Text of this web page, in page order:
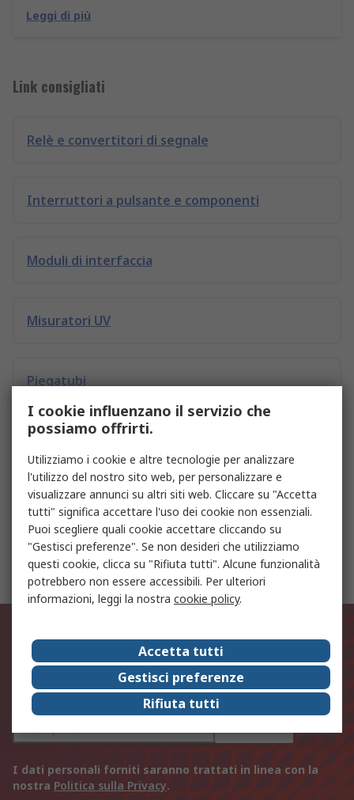
Leggi di più
Link consigliati
Relè e convertitori di segnale
Interruttori a pulsante e componenti
Moduli di interfaccia
Misuratori UV
Piegatubi
Custodie per multimetri
Batterie a dimensioni speciali ricaricabili
Regolatori di livello
Rimani aggiornato sulle novità di
prodotto e sulle nostre offerte!
Indirizzo email
I dati personali forniti saranno trattati in linea con la
nostra Politica sulla Privacy.
I cookie influenzano il servizio che
possiamo offrirti.
Utilizziamo i cookie e altre tecnologie per analizzare
l'utilizzo del nostro sito web, per personalizzare e
visualizzare annunci su altri siti web. Cliccare su "Accetta
tutti" significa accettare l'uso dei cookie non essenziali.
Puoi scegliere quali cookie accettare cliccando su
"Gestisci preferenze". Se non desideri che utilizziamo
questi cookie, clicca su "Rifiuta tutti". Alcune funzionalità
potrebbero non essere accessibili. Per ulteriori
informazioni, leggi la nostra cookie policy.
Accetta tutti
Gestisci preferenze
Rifiuta tutti